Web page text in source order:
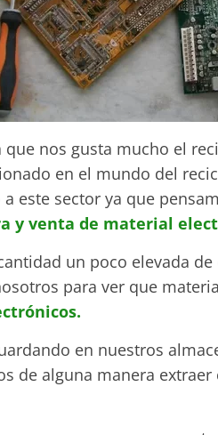
que nos gusta mucho el
en el mundo del
este sector ya que
y venta de material
un poco elevada
para ver que
en nuestros
de alguna manera